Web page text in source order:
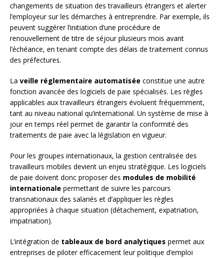
changements de situation des travailleurs étrangers et alerter
l’employeur sur les démarches à entreprendre. Par exemple, ils
peuvent suggérer l’initiation d’une procédure de
renouvellement de titre de séjour plusieurs mois avant
l’échéance, en tenant compte des délais de traitement connus
des préfectures.
La veille réglementaire automatisée constitue une autre
fonction avancée des logiciels de paie spécialisés. Les règles
applicables aux travailleurs étrangers évoluent fréquemment,
tant au niveau national qu’international. Un système de mise à
jour en temps réel permet de garantir la conformité des
traitements de paie avec la législation en vigueur.
Pour les groupes internationaux, la gestion centralisée des
travailleurs mobiles devient un enjeu stratégique. Les logiciels
de paie doivent donc proposer des modules de mobilité
internationale permettant de suivre les parcours
transnationaux des salariés et d’appliquer les règles
appropriées à chaque situation (détachement, expatriation,
impatriation).
L’intégration de tableaux de bord analytiques permet aux
entreprises de piloter efficacement leur politique d’emploi